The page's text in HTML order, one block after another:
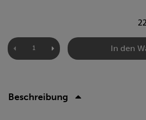
In den
Beschreibung